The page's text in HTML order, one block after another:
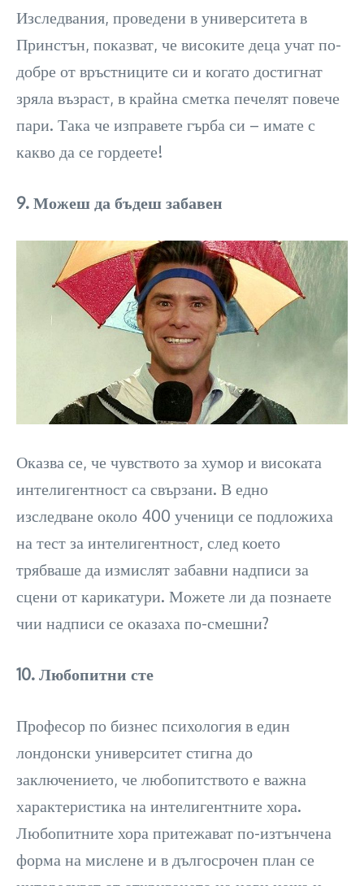
Изследвания, проведени в университета в
Принстън, показват, че високите деца учат по-
добре от връстниците си и когато достигнат
зряла възраст, в крайна сметка печелят повече
пари. Така че изправете гърба си – имате с
какво да се гордеете!
9. Можеш да бъдеш забавен
Оказва се, че чувството за хумор и високата
интелигентност са свързани. В едно
изследване около 400 ученици се подложиха
на тест за интелигентност, след което
трябваше да измислят забавни надписи за
сцени от карикатури. Можете ли да познаете
чии надписи се оказаха по-смешни?
10. Любопитни сте
Професор по бизнес психология в един
лондонски университет стигна до
заключението, че любопитството е важна
характеристика на интелигентните хора.
Любопитните хора притежават по-изтънчена
форма на мислене и в дългосрочен план се